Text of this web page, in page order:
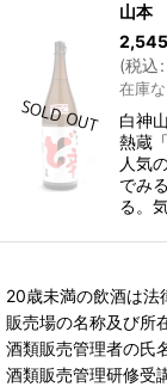
山本
2,545
(税込:
在庫
白神
熱蔵
人気
でみ
る。
20歳未満の飲酒は法
販売場の名称及び所
酒類販売管理者の氏
酒類販売管理研修受